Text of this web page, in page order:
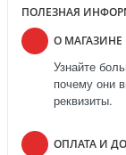
ПОЛЕЗНАЯ
О МАГАЗИНЕ
Узнайте
почему они
реквизиты.
ОПЛАТА И